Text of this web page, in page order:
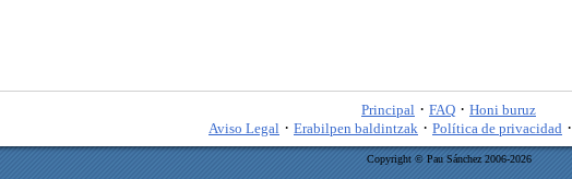
Principal · FAQ · Honi buruz
Aviso Legal · Erabilpen baldintzak · Política de privacidad ·
Copyright © Pau Sánchez 2006-2026